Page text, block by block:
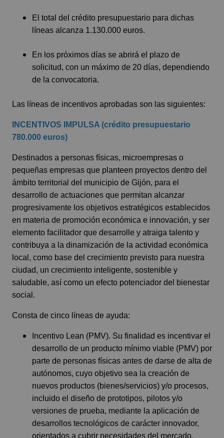
El total del crédito presupuestario para dichas
líneas alcanza 1.130.000 euros.
En los próximos días se abrirá el plazo de
solicitud, con un máximo de 20 días, dependiendo
de la convocatoria.
Las líneas de incentivos aprobadas son las siguientes:
INCENTIVOS IMPULSA (crédito presupuestario
780.000 euros)
Destinados a personas físicas, microempresas o
pequeñas empresas que planteen proyectos dentro del
ámbito territorial del municipio de Gijón, para el
desarrollo de actuaciones que permitan alcanzar
progresivamente los objetivos estratégicos establecidos
en materia de promoción económica e innovación, y ser
elemento facilitador que desarrolle y atraiga talento y
contribuya a la dinamización de la actividad económica
local, como base del crecimiento previsto para nuestra
ciudad, un crecimiento inteligente, sostenible y
saludable, así como un efecto potenciador del bienestar
social.
Consta de cinco líneas de ayuda:
Incentivo Lean (PMV). Su finalidad es incentivar el
desarrollo de un producto mínimo viable (PMV) por
parte de personas físicas antes de darse de alta de
autónomos, cuyo objetivo sea la creación de
nuevos productos (bienes/servicios) y/o procesos,
incluido el diseño de prototipos, pilotos y/o
versiones de prueba, mediante la aplicación de
desarrollos tecnológicos de carácter innovador,
orientados a cubrir necesidades del mercado.